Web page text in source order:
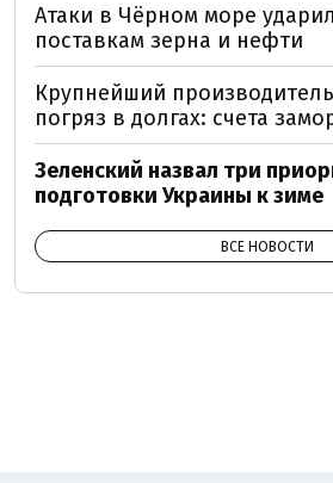
Атаки в Чёрном море
поставкам зерна и нефти
Крупнейший
погряз в долгах: счета
Зеленский назвал три
подготовки Украины к зиме
ВСЕ НОВОСТИ